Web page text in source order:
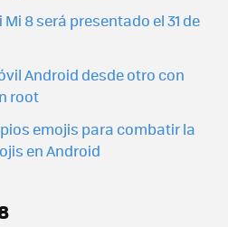
8 será presentado el 31 de
Android desde otro con
root
emojis para combatir la
en Android